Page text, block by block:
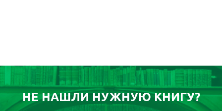
НЕ НАШЛИ НУЖНУЮ КНИГУ?